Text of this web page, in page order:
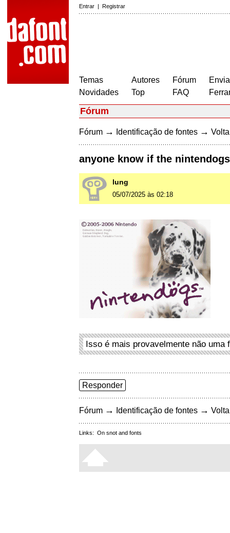
Entrar | Registrar
Temas
Novidades
Autores
Top
Fórum
FAQ
Fórum
Fórum → Identificação de fontes →
anyone know if the
lung
05/07/2025 às 02:18
Isso é mais provavelmente não uma
Responder
Fórum → Identificação de fontes →
Links: On snot and fonts